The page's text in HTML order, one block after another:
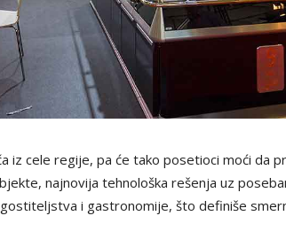
iz cele regije, pa će tako posetioci moći da
najnovija tehnološka rešenja uz
i gastronomije, što definiše